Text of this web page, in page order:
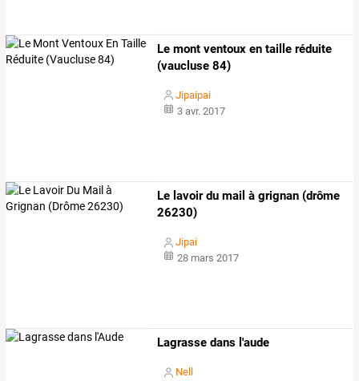
Le mont ventoux en taille réduite
(vaucluse 84)
Jipaipai
3 avr. 2017
Le lavoir du mail à grignan (drôme
26230)
Jipai
28 mars 2017
Lagrasse dans l'aude
Nell